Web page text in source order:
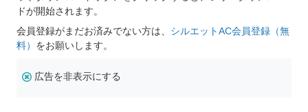
ドが開始されます。
会員登録がまだお済みでない方は、 シルエットAC会員登録（無
料） をお願いします。
広告を非表示にする